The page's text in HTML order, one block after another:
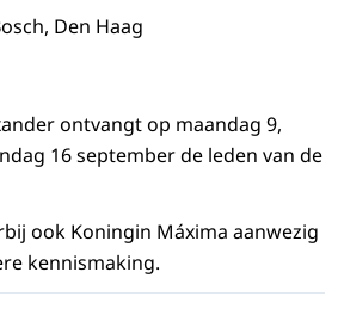
Den Haag
ontvangt op maandag 9,
16 september de leden van de
ook Koningin Máxima aanwezig
kennismaking.